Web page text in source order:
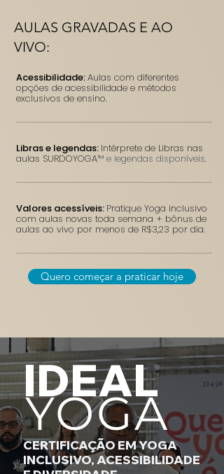
AULAS GRAVADAS E AO
VIVO:
Acessibilidade:Aulas com diferentes
opções de acessibilidade e métodos
exclusivos de ensino.
Libras e legendas: Intérprete de Libras nas
aulas SURDOYOGA™ e legendas disponíveis.
Valores acessíveis: Pratique Yoga inclusivo
com aulas novas toda semana + bônus de
aulas ao vivo por menos de R$3,23 por dia.
Quero começar a praticar hoje
IDEAL
YOGA
CERTIFICAÇÃO EM YOGA
INCLUSIVO, ACESSIBILIDADE